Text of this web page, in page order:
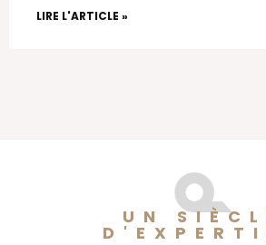
LIRE L'ARTICLE »
UN